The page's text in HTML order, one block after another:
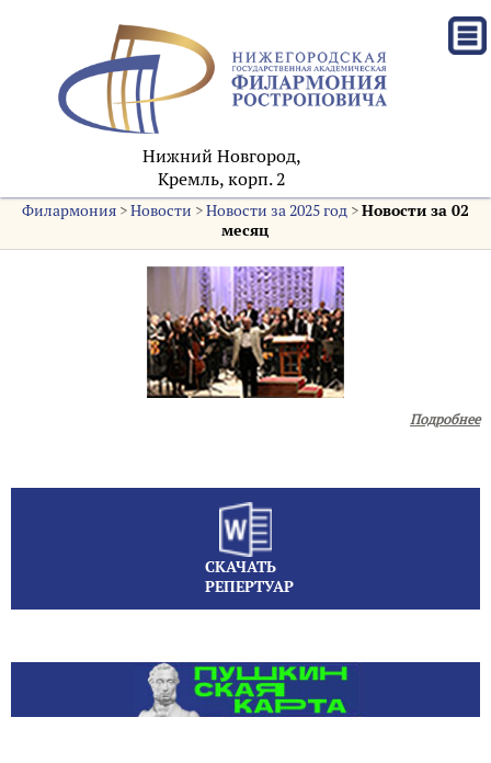
Нижний Новгород,
Кремль, корп. 2
Филармония>Новости >Новости за 2025 год>Новости за 02
месяц
Подробнее
СКАЧАТЬ
РЕПЕРТУАР